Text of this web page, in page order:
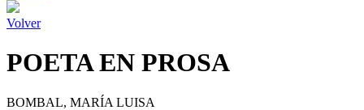
Volver
POETA EN PROSA
BOMBAL, MARÍA LUISA